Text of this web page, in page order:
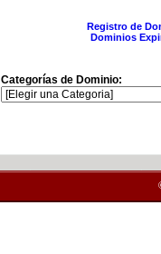
Registro de
Dominios
Categorías de Dominio: